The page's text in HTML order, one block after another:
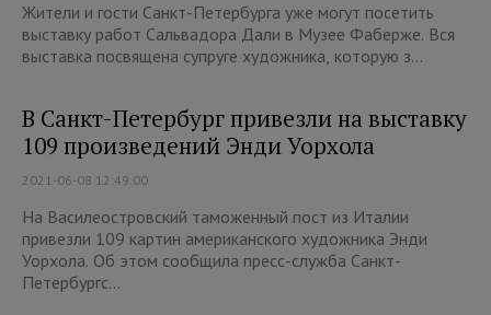
Жители и гости Санкт-Петербурга уже могут посетить
выставку работ Сальвадора Дали в Музее Фаберже. Вся
выставка посвящена супруге художника, которую з...
В Санкт-Петербург привезли на выставку
109 произведений Энди Уорхола
2021-06-08 12:49:00
На Василеостровский таможенный пост из Италии
привезли 109 картин американского художника Энди
Уорхола. Об этом сообщила пресс-служба Санкт-
Петербургс...